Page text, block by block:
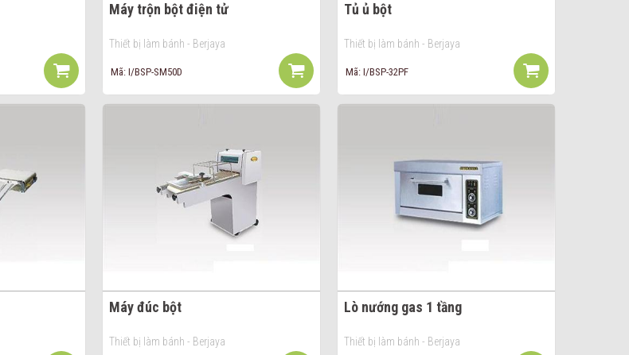
Máy trộn bột điện tử
Thiết bị làm bánh - Berjaya
Mã: I/BSP-SM50D
Tủ ủ bột
Thiết bị làm bánh - Berjaya
Mã: I/BSP-32PF
Máy đúc bột
Thiết bị làm bánh - Berjaya
Lò nướng gas 1 tầng
Thiết bị làm bánh - Berjaya